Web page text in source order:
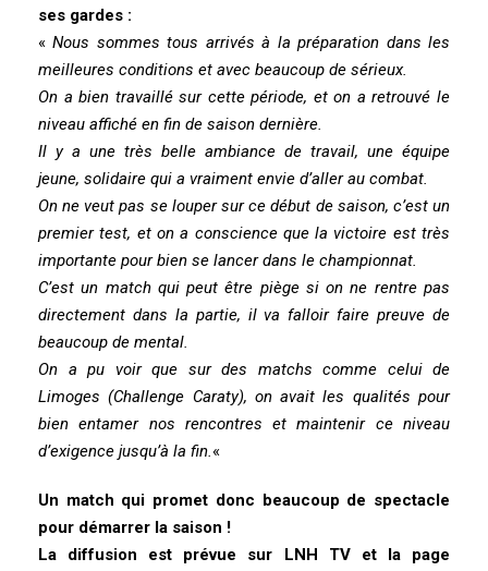
ses gardes :
«Nous sommes tous arrivés à la préparation dans les
meilleures conditions et avec beaucoup de sérieux.
On a bien travaillé sur cette période, et on a retrouvé le
niveau affiché en fin de saison dernière.
Il y a une très belle ambiance de travail, une équipe
jeune, solidaire qui a vraiment envie d’aller au combat.
On ne veut pas se louper sur ce début de saison, c’est un
premier test, et on a conscience que la victoire est très
importante pour bien se lancer dans le championnat.
C’est un match qui peut être piège si on ne rentre pas
directement dans la partie, il va falloir faire preuve de
beaucoup de mental.
On a pu voir que sur des matchs comme celui de
Limoges (Challenge Caraty), on avait les qualités pour
bien entamer nos rencontres et maintenir ce niveau
d’exigence jusqu’à la fin.«
Un match qui promet donc beaucoup de spectacle
pour démarrer la saison !
La diffusion est prévue sur LNH TV et la page